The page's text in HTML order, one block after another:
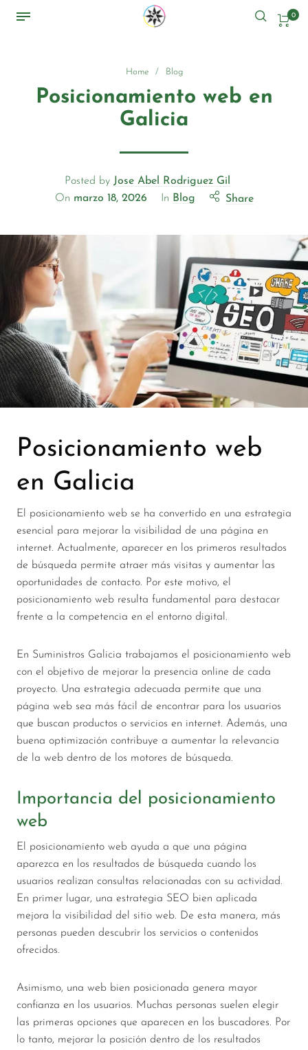
0
Home / Blog
Posicionamiento web en
Galicia
Posted by Jose Abel Rodriguez Gil
On marzo 18, 2026 In Blog Share
Posicionamiento web
en Galicia
El posicionamiento web se ha convertido en una estrategia
esencial para mejorar la visibilidad de una página en
internet. Actualmente, aparecer en los primeros resultados
de búsqueda permite atraer más visitas y aumentar las
oportunidades de contacto. Por este motivo, el
posicionamiento web resulta fundamental para destacar
frente a la competencia en el entorno digital.
En Suministros Galicia trabajamos el posicionamiento web
con el objetivo de mejorar la presencia online de cada
proyecto. Una estrategia adecuada permite que una
página web sea más fácil de encontrar para los usuarios
que buscan productos o servicios en internet. Además, una
buena optimización contribuye a aumentar la relevancia
de la web dentro de los motores de búsqueda.
Importancia del posicionamiento
web
El posicionamiento web ayuda a que una página
aparezca en los resultados de búsqueda cuando los
usuarios realizan consultas relacionadas con su actividad.
En primer lugar, una estrategia SEO bien aplicada
mejora la visibilidad del sitio web. De esta manera, más
personas pueden descubrir los servicios o contenidos
ofrecidos.
Asimismo, una web bien posicionada genera mayor
confianza en los usuarios. Muchas personas suelen elegir
las primeras opciones que aparecen en los buscadores. Por
lo tanto, mejorar la posición dentro de los resultados